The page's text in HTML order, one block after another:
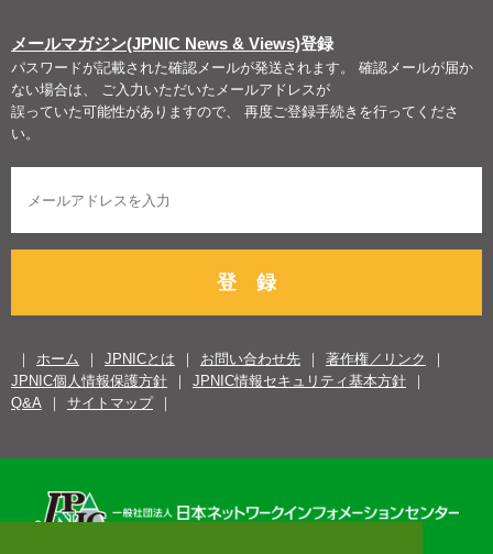
メールマガジン(JPNIC News & Views)登録
パスワードが記載された確認メールが発送されます。 確認メールが届か
ない場合は、 ご入力いただいたメールアドレスが
誤っていた可能性がありますので、 再度ご登録手続きを行ってくださ
い。
登 録
ホーム JPNICとは お問い合わせ先
著作権／リンク
JPNIC個人情報保護方針
JPNIC情報セキュリティ基本方針
Q&A
サイトマップ